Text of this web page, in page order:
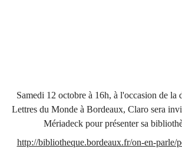
Samedi 12 octobre à 16h, à l'occasion de la
Lettres du Monde à Bordeaux, Claro sera
Mériadeck pour présenter sa
http://bibliotheque.bordeaux.fr/on-en-parle/